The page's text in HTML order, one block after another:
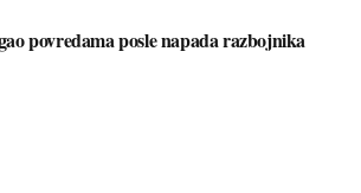
povredama posle napada razbojnika